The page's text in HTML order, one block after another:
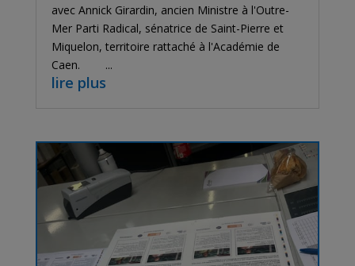
avec Annick Girardin, ancien Ministre à l'Outre-
Mer Parti Radical, sénatrice de Saint-Pierre et
Miquelon, territoire rattaché à l'Académie de
Caen. ...
lire plus